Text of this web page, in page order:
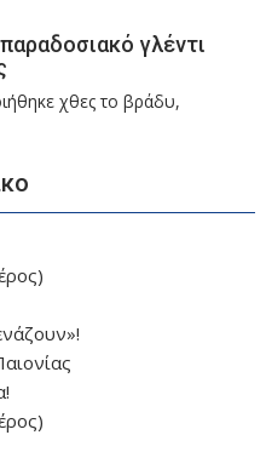
γλέντι
χθες το βράδυ,